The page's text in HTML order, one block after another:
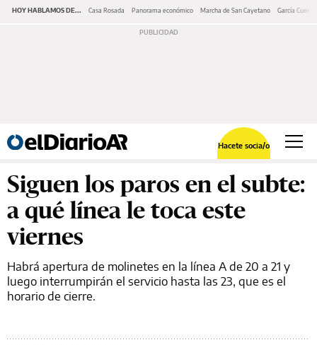
HOY HABLAMOS DE... Casa Rosada Panorama económico Marcha de San Cayetano García Cuerva
Hacete socia/o
Siguen los paros en el subte:
a qué línea le toca este
viernes
Habrá apertura de molinetes en la línea A de 20 a 21 y
luego interrumpirán el servicio hasta las 23, que es el
horario de cierre.